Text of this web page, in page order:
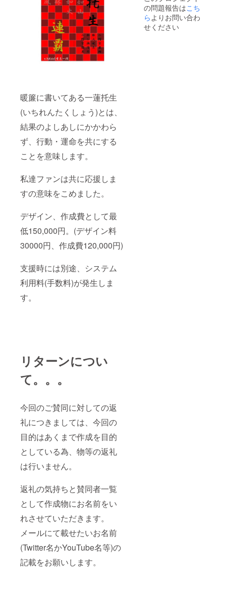
暖簾に書いてある一蓮托生
(いちれんたくしょう)とは、
結果のよしあしにかかわら
ず、行動・運命を共にする
ことを意味します。
私達ファンは共に応援しま
すの意味をこめました。
デザイン、作成費として最
低150,000円。(デザイン料
30000円、作成費120,000円)
支援時には別途、システム
利用料(手数料)が発生しま
す。
リターンについ
て。。。
今回のご賛同に対しての返
礼につきましては、今回の
目的はあくまで作成を目的
としている為、物等の返礼
は行いません。
返礼の気持ちと賛同者一覧
として作成物にお名前をい
れさせていただきます。
メールにて載せたいお名前
(Twitter名かYouTube名等)の
記載をお願いします。
の問題報告はこち
らよりお問い合わ
せください